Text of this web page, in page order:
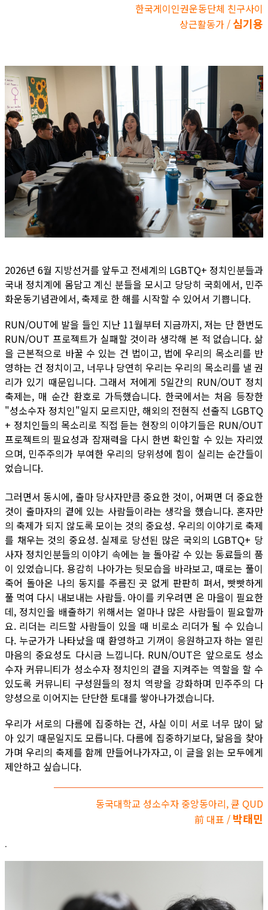
한국게이인권운동단체 친구사이
상근활동가 / 심기용
2026년 6월 지방선거를 앞두고 전세계의 LGBTQ+ 정치인분들과
국내 정치계에 몸담고 계신 분들을 모시고 당당히 국회에서, 민주
화운동기념관에서, 축제로 한 해를 시작할 수 있어서 기쁩니다.
RUN/OUT에 발을 들인 지난 11월부터 지금까지, 저는 단 한번도
RUN/OUT 프로젝트가 실패할 것이라 생각해 본 적 없습니다. 삶
을 근본적으로 바꿀 수 있는 건 법이고, 법에 우리의 목소리를 반
영하는 건 정치이고, 너무나 당연히 우리는 우리의 목소리를 낼 권
리가 있기 때문입니다. 그래서 저에게 5일간의 RUN/OUT 정치
축제는, 매 순간 환호로 가득했습니다. 한국에서는 처음 등장한
"성소수자 정치인"일지 모르지만, 해외의 전현직 선출직 LGBTQ
+ 정치인들의 목소리로 직접 듣는 현장의 이야기들은 RUN/OUT
프로젝트의 필요성과 잠재력을 다시 한번 확인할 수 있는 자리였
으며, 민주주의가 부여한 우리의 당위성에 힘이 실리는 순간들이
었습니다.
그러면서 동시에, 출마 당사자만큼 중요한 것이, 어쩌면 더 중요한
것이 출마자의 곁에 있는 사람들이라는 생각을 했습니다. 혼자만
의 축제가 되지 않도록 모이는 것의 중요성. 우리의 이야기로 축제
를 채우는 것의 중요성. 실제로 당선된 많은 국외의 LGBTQ+ 당
사자 정치인분들의 이야기 속에는 늘 돌아갈 수 있는 동료들의 품
이 있었습니다. 용감히 나아가는 뒷모습을 바라보고, 때로는 풀이
죽어 돌아온 나의 동지를 주름진 곳 없게 판판히 펴서, 빳빳하게
풀 먹여 다시 내보내는 사람들. 아이를 키우려면 온 마을이 필요한
데, 정치인을 배출하기 위해서는 얼마나 많은 사람들이 필요할까
요. 리더는 리드할 사람들이 있을 때 비로소 리더가 될 수 있습니
다. 누군가가 나타났을 때 환영하고 기꺼이 응원하고자 하는 열린
마음의 중요성도 다시금 느낍니다. RUN/OUT은 앞으로도 성소
수자 커뮤니티가 성소수자 정치인의 곁을 지켜주는 역할을 할 수
있도록 커뮤니티 구성원들의 정치 역량을 강화하며 민주주의 다
양성으로 이어지는 단단한 토대를 쌓아나가겠습니다.
우리가 서로의 다름에 집중하는 건, 사실 이미 서로 너무 많이 닮
아 있기 때문일지도 모릅니다. 다름에 집중하기보다, 닮음을 찾아
가며 우리의 축제를 함께 만들어나가자고, 이 글을 읽는 모두에게
제안하고 싶습니다.
동국대학교 성소수자 중앙동아리, 큗 QUD
前 대표 / 박태민
.